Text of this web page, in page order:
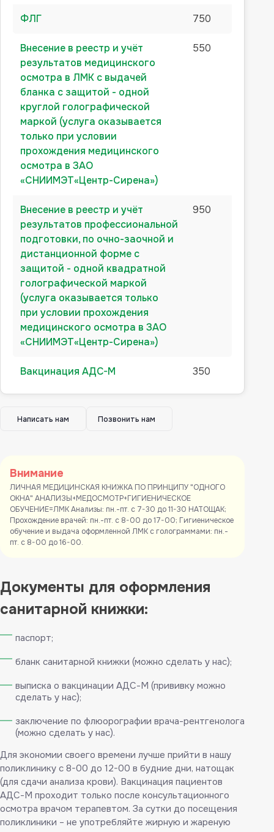
ФЛГ 750
Внесение в реестр и учёт
результатов медицинского
осмотра в ЛМК с выдачей
бланка с защитой - одной
круглой голографической
маркой (услуга оказывается
только при условии
прохождения медицинского
осмотра в ЗАО
«СНИИМЭТ«Центр-Сирена»)
550
Внесение в реестр и учёт
результатов профессиональной
подготовки, по очно-заочной и
дистанционной форме с
защитой - одной квадратной
голографической маркой
(услуга оказывается только
при условии прохождения
медицинского осмотра в ЗАО
«СНИИМЭТ«Центр-Сирена»)
950
Вакцинация AДC-M 350
Написать нам Позвонить нам
Внимание
ЛИЧНАЯ МЕДИЦИНСКАЯ КНИЖКА ПО ПРИНЦИПУ "ОДНОГО
ОКНА" АНАЛИЗЫ+МЕДОСМОТР+ГИГИЕНИЧЕСКОЕ
ОБУЧЕНИЕ=ЛМК Анализы: пн.-пт. с 7-30 до 11-30 НАТОЩАК;
Прохождение врачей: пн.-пт. с 8-00 до 17-00; Гигиеническое
обучение и выдача оформленной ЛМК с голограммами: пн.-
пт. с 8-00 до 16-00.
Документы для оформления
санитарной книжки:
паспорт;
бланк санитарной книжки (можно сделать у нас);
выписка о вакцинации АДС-М (прививку можно
сделать у нас);
заключение по флюорографии врача-рентгенолога
(можно сделать у нас).
Для экономии своего времени лучше прийти в нашу
поликлинику с 8-00 до 12-00 в будние дни, натощак
(для сдачи анализа крови). Вакцинация пациентов
АДС-М проходит только после консультационного
осмотра врачом терапевтом. За сутки до посещения
поликлиники – не употребляйте жирную и жареную